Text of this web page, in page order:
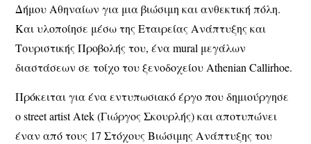
Δήμου Αθηναίων για μια βιώσιμη και ανθεκτική πόλη.
Και υλοποίησε μέσω της Εταιρείας Ανάπτυξης και
Τουριστικής Προβολής του, ένα mural μεγάλων
διαστάσεων σε τοίχο του ξενοδοχείου Athenian Callirhoe.
Πρόκειται για ένα εντυπωσιακό έργο που δημιούργησε
ο street artist Atek (Γιώργος Σκουρλής) και αποτυπώνει
έναν από τους 17 Στόχους Βιώσιμης Ανάπτυξης του